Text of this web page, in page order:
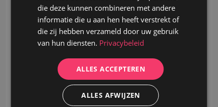
Sales Support - Medische
Sector
Tessenderlo
Ben jij een klantgericht enthousiasteling
met interesse in de medische sector?
Als Sales Support Medewerker ben jij
die deze kunnen combineren met andere
informatie die u aan hen heeft verstrekt of
die zij hebben verzameld door uw gebruik
van hun diensten. Privacybeleid
ALLES ACCEPTEREN
ALLES AFWIJZEN